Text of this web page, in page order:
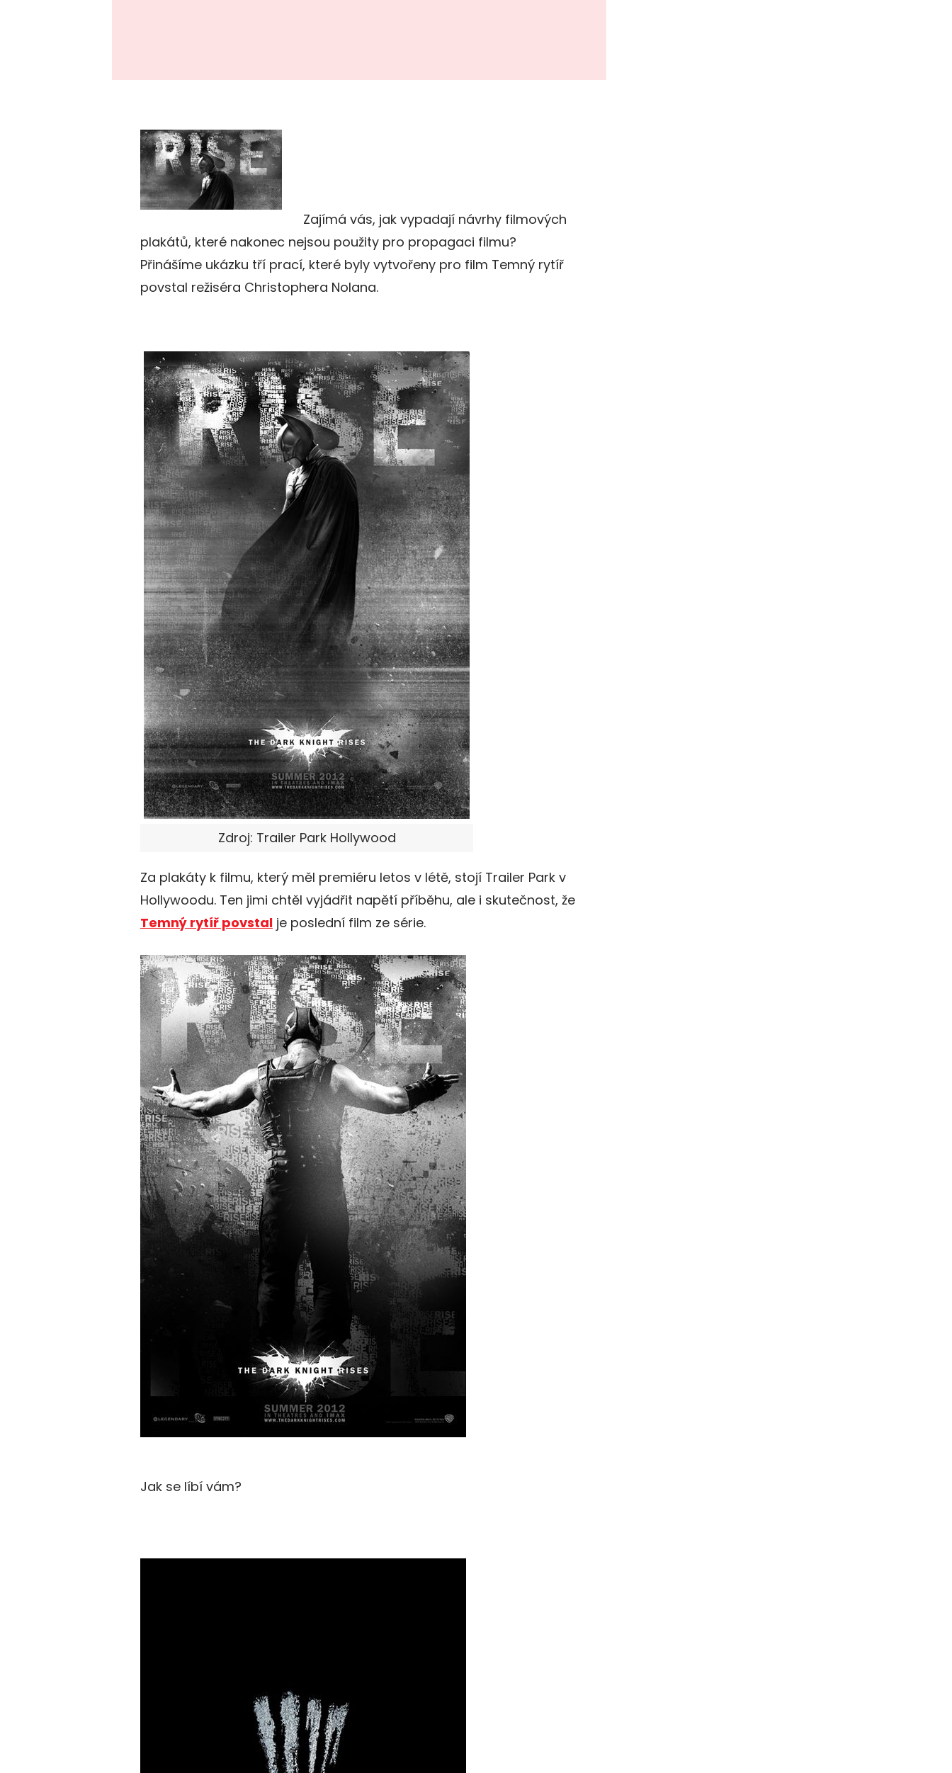
Zajímá vás, jak vypadají návrhy filmových
plakátů, které nakonec nejsou použity pro propagaci filmu?
Přinášíme ukázku tří prací, které byly vytvořeny pro film Temný rytíř
povstal režiséra Christophera Nolana.
Zdroj: Trailer Park Hollywood
Za plakáty k filmu, který měl premiéru letos v létě, stojí Trailer Park v
Hollywoodu. Ten jimi chtěl vyjádřit napětí příběhu, ale i skutečnost, že
Temný rytíř povstal je poslední film ze série.
Jak se líbí vám?